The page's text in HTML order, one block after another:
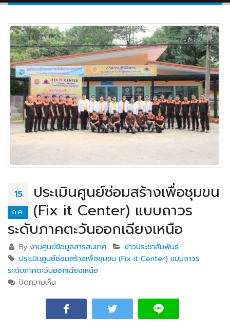
15
ก.ค.
ประเมินศูนย์ซ่อมสร้างเพื่อชุมขน
(Fix it Center) แบบถาวร
ระดับภาคตะวันออกเฉียงเหนือ
Byงานศูนย์ข้อมูลสารสนเทศ
ข่าวประชาสัมพันธ์
ประเมินศูนย์ซ่อมสร้างเพื่อชุมขน (Fix it Center) แบบถาวร
ระดับภาคตะวันออกเฉียงเหนือ
ปิดความเห็น